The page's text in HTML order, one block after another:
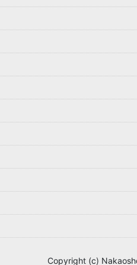
Copyright (c)